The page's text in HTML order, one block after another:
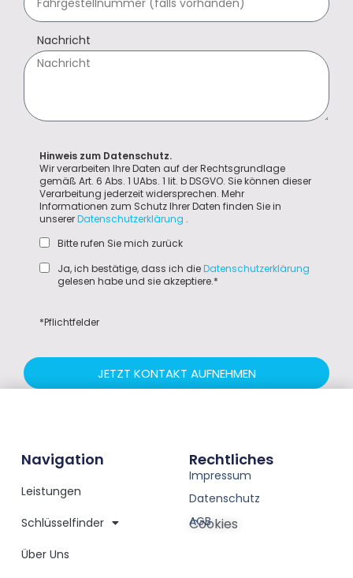
Nachricht
Hinweis zum Datenschutz.
Wir verarbeiten Ihre Daten auf der Rechtsgrundlage
gemäß Art. 6 Abs. 1 UAbs. 1 lit. b DSGVO. Sie können dieser
Verarbeitung jederzeit widersprechen. Mehr
Informationen zum Schutz Ihrer Daten finden Sie in
unsererDatenschutzerklärung .
Bitte rufen Sie mich zurück
Ja, ich bestätige, dass ich dieDatenschutzerklärung
gelesen habe und sie akzeptiere.*
*Pflichtfelder
JETZT KONTAKT AUFNEHMEN
Navigation
Leistungen
Schlüsselfinder
Über Uns
Rechtliches
Impressum
Datenschutz
AGB
Cookies